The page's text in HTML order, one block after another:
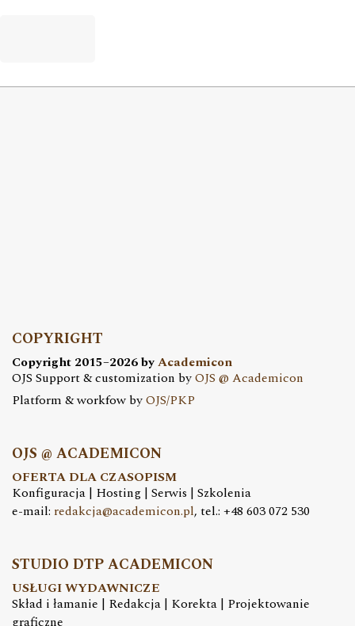
COPYRIGHT
Copyright 2015–2026 byAcademicon
OJS Support & customization byOJS @ Academicon
Platform & workfow byOJS/PKP
OJS @ ACADEMICON
OFERTA DLA CZASOPISM
Konfiguracja | Hosting | Serwis | Szkolenia
e-mail: redakcja@academicon.pl, tel.: +48 603 072 530
STUDIO DTP ACADEMICON
USŁUGI WYDAWNICZE
Skład i łamanie | Redakcja | Korekta | Projektowanie
graficzne